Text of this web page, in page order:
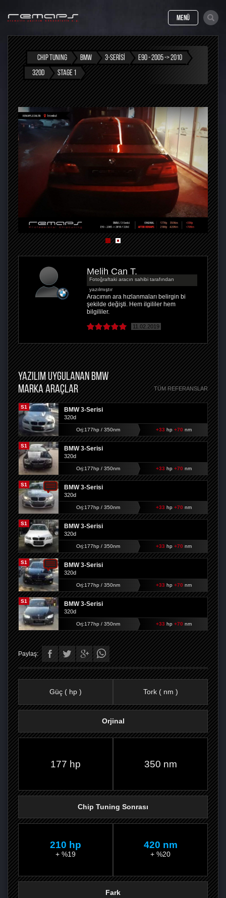
MENÜ
CHIP TUNING BMW 3-SERISI
E90 - 2005 -> 2010
320D
STAGE 1
Melih Can T.
Fotoğraftaki aracın sahibi tarafından
yazılmıştır
Aracımın ara hızlanmaları belirgin bi
şekilde değişti. Hem ilgililer hem
bilgililer.
11.02.2019
YAZILIM UYGULANAN BMW
MARKA ARAÇLAR
TÜM REFERANSLAR
S1 BMW 3-Serisi
320d
Orj:177hp / 350nm +33 hp +70 nm
S1 BMW 3-Serisi
320d
Orj:177hp / 350nm +33 hp +70 nm
S1 BMW 3-Serisi
320d
Orj:177hp / 350nm +33 hp +70 nm
S1 BMW 3-Serisi
320d
Orj:177hp / 350nm +33 hp +70 nm
S1 BMW 3-Serisi
320d
Orj:177hp / 350nm +33 hp +70 nm
S1 BMW 3-Serisi
320d
Orj:177hp / 350nm +33 hp +70 nm
Paylaş:
Güç ( hp ) Tork ( nm )
Orjinal
177 hp 350 nm
Chip Tuning Sonrası
210 hp
+ %19
420 nm
+ %20
Fark